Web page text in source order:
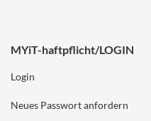
MYiT-haftpflicht/LOGIN
Login
Neues Passwort anfordern